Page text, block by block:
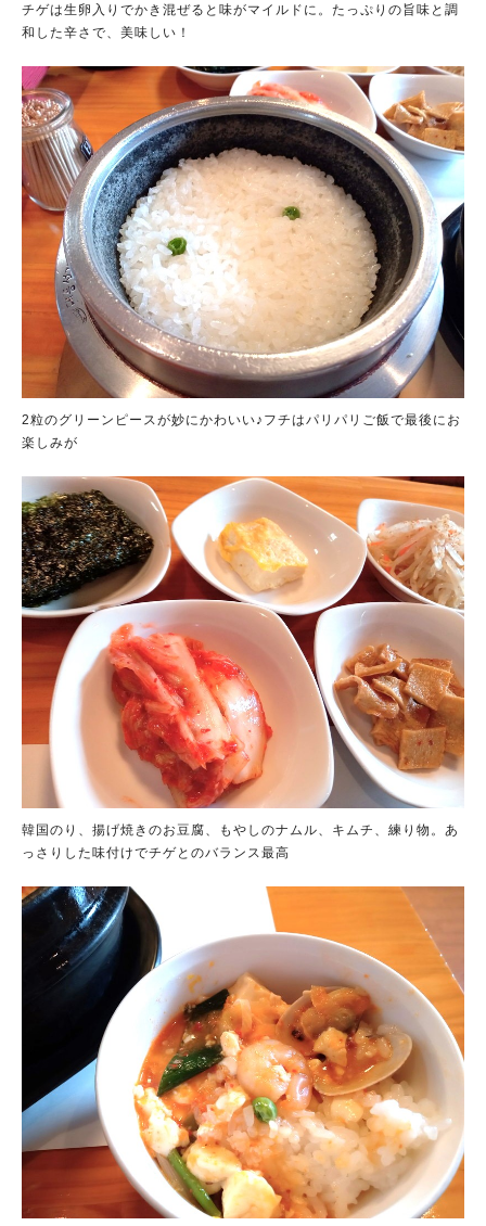
チゲは生卵入りでかき混ぜると味がマイルドに。たっぷりの旨味と調
和した辛さで、美味しい！
2粒のグリーンピースが妙にかわいい♪フチはパリパリご飯で最後にお
楽しみが
韓国のり、揚げ焼きのお豆腐、もやしのナムル、キムチ、練り物。あ
っさりした味付けでチゲとのバランス最高